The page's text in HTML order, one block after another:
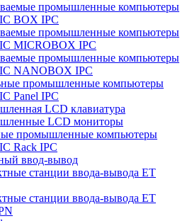
промышленные компьютеры
BOX IPC
промышленные компьютеры
MICROBOX IPC
промышленные компьютеры
NANOBOX IPC
промышленные компьютеры
Panel IPC
LCD клавиатура
LCD мониторы
промышленные компьютеры
Rack IPC
ввод-вывод
станции ввода-вывода ET
станции ввода-вывода ET